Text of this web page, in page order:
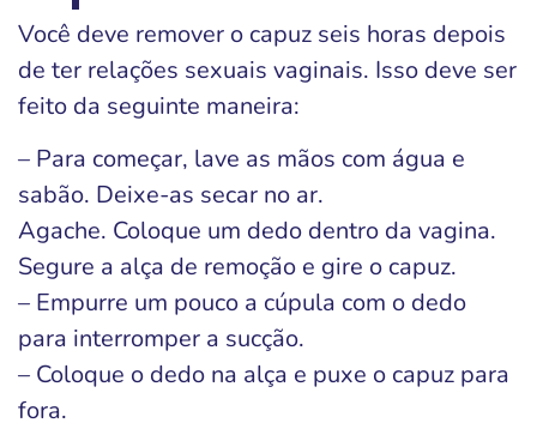
Você deve remover o capuz seis horas depois
de ter relações sexuais vaginais. Isso deve ser
feito da seguinte maneira:
– Para começar, lave as mãos com água e
sabão. Deixe-as secar no ar.
Agache. Coloque um dedo dentro da vagina.
Segure a alça de remoção e gire o capuz.
– Empurre um pouco a cúpula com o dedo
para interromper a sucção.
– Coloque o dedo na alça e puxe o capuz para
fora.